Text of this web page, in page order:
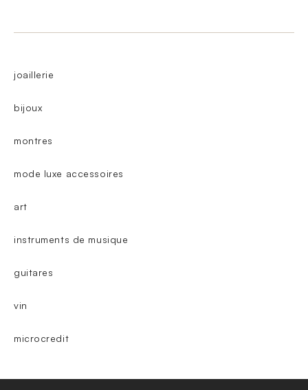
joaillerie
bijoux
montres
mode luxe accessoires
art
instruments de musique
guitares
vin
microcredit